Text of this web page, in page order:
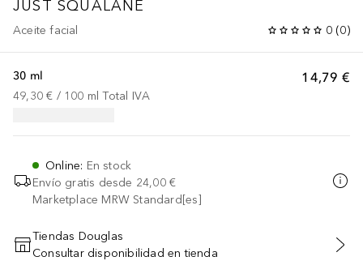
JUST SQUALANE
Aceite facial 0 (0)
14,79 €
30 ml
49,30 € / 100 ml Total IVA
Online: En stock
Envío gratis desde 24,00 €
Marketplace MRW Standard[es]
AÑADIR AL CARRITO
Tiendas Douglas
Consultar disponibilidad en tienda